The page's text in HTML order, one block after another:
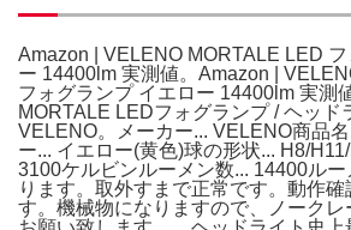
Amazon | VELENO MORTALE LED
ー 14400lm 実測値。Amazon |
フォグランプ イエロー 14400lm 実測
MORTALE LEDフォグランプ / ヘッド
VELENO。メーカー... VELENO商品
ー... イエロー(黄色)球の形状... H8/
3100ケルビンルーメン数... 14400ル
ります。取外すまで正常です。動作確
す。機械物になりますので、ノーク